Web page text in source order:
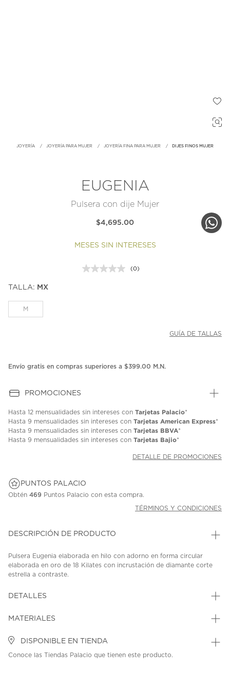
JOYERÍA JOYERÍA PARA MUJER JOYERÍA FINA PARA MUJER DIJES FINOS MUJER
EUGENIA
Pulsera con dije Mujer
$4,695.00
MESES SIN INTERESES
Sin
(0)
TALLA: MX
M
GUÍA DE TALLAS
Envío gratis en compras superiores a $399.00 M.N.
PROMOCIONES
Hasta 12 mensualidades sin intereses con Tarjetas Palacio*
Hasta 9 mensualidades sin intereses con Tarjetas American Express*
Hasta 9 mensualidades sin intereses con Tarjetas BBVA*
Hasta 9 mensualidades sin intereses con Tarjetas Bajio*
DETALLE DE PROMOCIONES
PUNTOS PALACIO
Obtén 469 Puntos Palacio con esta compra.
TÉRMINOS Y CONDICIONES
DESCRIPCIÓN DE PRODUCTO
Pulsera Eugenia elaborada en hilo con adorno en forma circular
elaborada en oro de 18 Kilates con incrustación de diamante corte
estrella a contraste.
DETALLES
MATERIALES
DISPONIBLE EN TIENDA
Conoce las Tiendas Palacio que tienen este producto.